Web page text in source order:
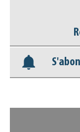
Nos